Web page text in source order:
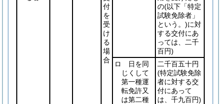
付
を
受
け
る
場
合
の(以下「特定
試験免除者」
という。)に対
する交付にあ
っては、二千
百円)
ロ 日を同
じくして
第一種運
転免許又
は第二種
二千百五十円
(特定試験免除
者に対する交
付にあって
は、千九百円)